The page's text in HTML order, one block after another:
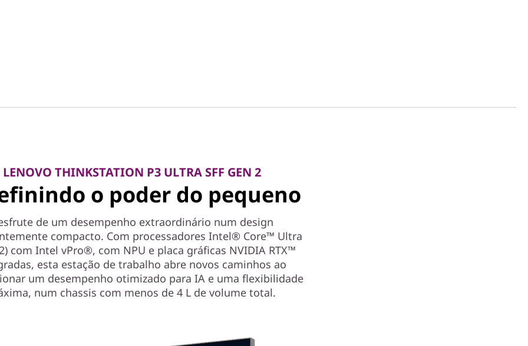
LENOVO THINKSTATION P3 ULTRA SFF GEN 2
o poder do pequeno
de um desempenho extraordinário num design
compacto. Com processadores Intel® Core™ Ultra
com Intel vPro®, com NPU e placa gráficas NVIDIA RTX™
esta estação de trabalho abre novos caminhos ao
um desempenho otimizado para IA e uma flexibilidade
num chassis com menos de 4 L de volume total.